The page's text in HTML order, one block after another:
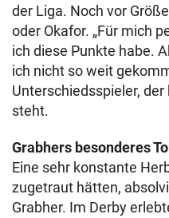
der Liga. Noch vor
oder Okafor. „Für mich
ich diese Punkte habe.
ich nicht so weit
Unterschiedsspieler,
steht.
Grabhers besonderes
Eine sehr konstante
zugetraut hätten,
Grabher. Im Derby